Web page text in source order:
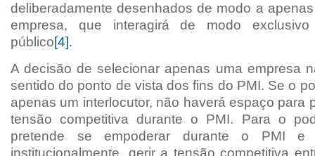
deliberadamente desenhados de modo a
empresa, que interagirá de modo
público[4].
A decisão de selecionar apenas uma empresa
sentido do ponto de vista dos fins do PMI. Se o
apenas um interlocutor, não haverá espaço para
tensão competitiva durante o PMI. Para o
pretende se empoderar durante o PMI e
institucionalmente, gerir a tensão competitiva